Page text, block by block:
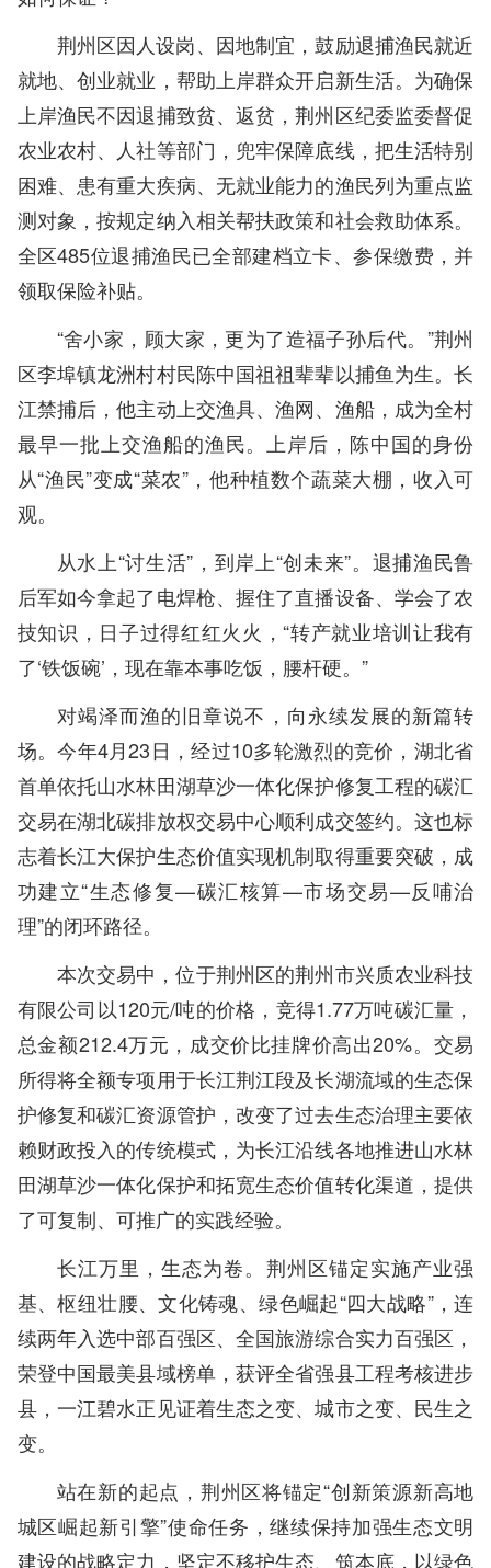
荆州区因人设岗、因地制宜，鼓励退捕渔民就近
就地、创业就业，帮助上岸群众开启新生活。为确保
上岸渔民不因退捕致贫、返贫，荆州区纪委监委督促
农业农村、人社等部门，兜牢保障底线，把生活特别
困难、患有重大疾病、无就业能力的渔民列为重点监
测对象，按规定纳入相关帮扶政策和社会救助体系。
全区485位退捕渔民已全部建档立卡、参保缴费，并
领取保险补贴。
“舍小家，顾大家，更为了造福子孙后代。”荆州
区李埠镇龙洲村村民陈中国祖祖辈辈以捕鱼为生。长
江禁捕后，他主动上交渔具、渔网、渔船，成为全村
最早一批上交渔船的渔民。上岸后，陈中国的身份
从“渔民”变成“菜农”，他种植数个蔬菜大棚，收入可
观。
从水上“讨生活”，到岸上“创未来”。退捕渔民鲁
后军如今拿起了电焊枪、握住了直播设备、学会了农
技知识，日子过得红红火火，“转产就业培训让我有
了‘铁饭碗’，现在靠本事吃饭，腰杆硬。”
对竭泽而渔的旧章说不，向永续发展的新篇转
场。今年4月23日，经过10多轮激烈的竞价，湖北省
首单依托山水林田湖草沙一体化保护修复工程的碳汇
交易在湖北碳排放权交易中心顺利成交签约。这也标
志着长江大保护生态价值实现机制取得重要突破，成
功建立“生态修复—碳汇核算—市场交易—反哺治
理”的闭环路径。
本次交易中，位于荆州区的荆州市兴质农业科技
有限公司以120元/吨的价格，竞得1.77万吨碳汇量，
总金额212.4万元，成交价比挂牌价高出20%。交易
所得将全额专项用于长江荆江段及长湖流域的生态保
护修复和碳汇资源管护，改变了过去生态治理主要依
赖财政投入的传统模式，为长江沿线各地推进山水林
田湖草沙一体化保护和拓宽生态价值转化渠道，提供
了可复制、可推广的实践经验。
长江万里，生态为卷。荆州区锚定实施产业强
基、枢纽壮腰、文化铸魂、绿色崛起“四大战略”，连
续两年入选中部百强区、全国旅游综合实力百强区，
荣登中国最美县域榜单，获评全省强县工程考核进步
县，一江碧水正见证着生态之变、城市之变、民生之
变。
站在新的起点，荆州区将锚定“创新策源新高地
城区崛起新引擎”使命任务，继续保持加强生态文明
建设的战略定力，坚定不移护生态、筑本底，以绿色